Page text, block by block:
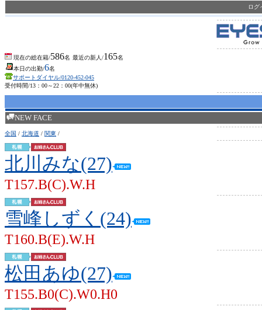
ロ
現在の総在籍/586名 最近の新人/165名
本日の出勤/6名
サポートダイヤル/0120-452-045
受付時間/13：00～22：00(年中無休)
NEW FACE
全国 / 北海道 / 関東 /
北川みな(27)
T157.B(C).W.H
雪峰しずく(24)
T160.B(E).W.H
松田あゆ(27)
T155.B0(C).W0.H0